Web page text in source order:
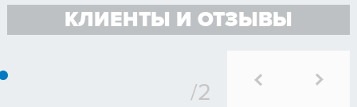
КЛИЕНТЫ И ОТЗЫВЫ